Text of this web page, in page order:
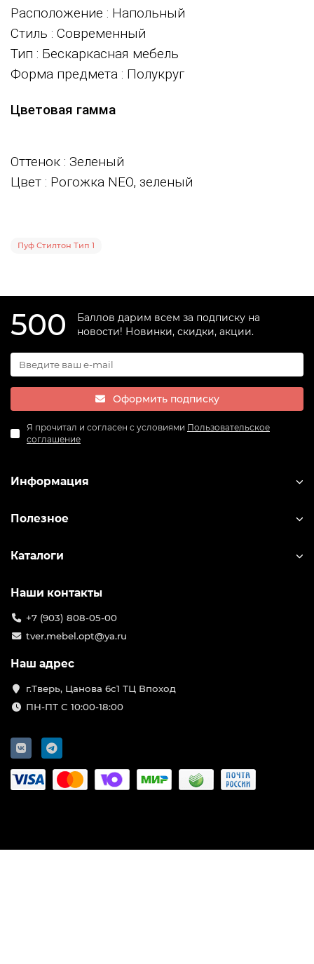
Расположение : Напольный
Стиль : Современный
Тип : Бескаркасная мебель
Форма предмета : Полукруг
Цветовая гамма
Оттенок : Зеленый
Цвет : Рогожка NEO, зеленый
Пуф Стилтон Тип 1
500
Баллов дарим всем за подписку на
новости! Новинки, скидки, акции.
Оформить подписку
Я прочитал и согласен с условиями Пользовательское
соглашение
Информация
Полезное
Каталоги
Наши контакты
+7 (903) 808-05-00
tver.mebel.opt@ya.ru
Наш адрес
г.Тверь, Цанова 6с1 ТЦ Впоход
ПН-ПТ С 10:00-18:00